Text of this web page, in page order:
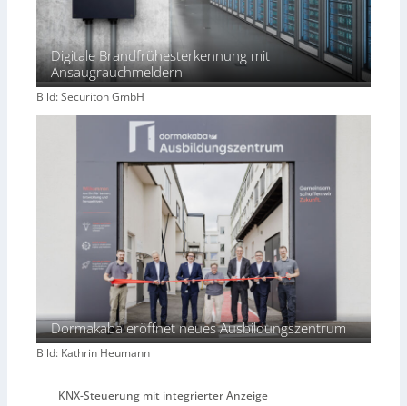
Digitale Brandfrühesterkennung mit
Ansaugrauchmeldern
Bild: Securiton GmbH
Dormakaba eröffnet neues Ausbildungszentrum
Bild: Kathrin Heumann
KNX-Steuerung mit integrierter Anzeige